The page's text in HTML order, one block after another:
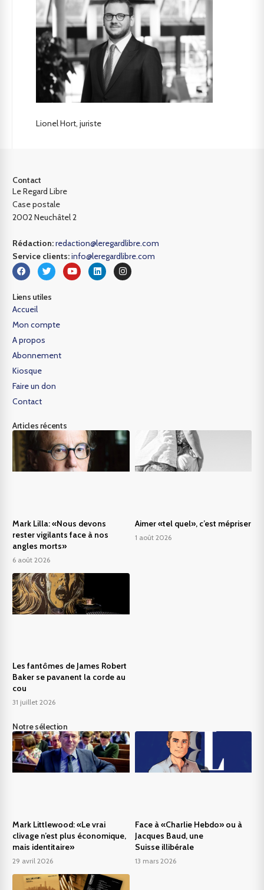
Lionel Hort, juriste
Contact
Le Regard Libre
Case postale
2002 Neuchâtel 2
Rédaction:redaction@leregardlibre.com
Service clients:info@leregardlibre.com
Liens utiles
Accueil
Mon compte
A propos
Abonnement
Kiosque
Faire un don
Contact
Articles récents
Mark Lilla: «Nous devons
rester vigilants face à nos
angles morts»
6 août 2026
Aimer «tel quel», c’est mépriser
1 août 2026
Les fantômes de James Robert
Baker se pavanent la corde au
cou
31 juillet 2026
Notre sélection
Mark Littlewood: «Le vrai
clivage n’est plus économique,
mais identitaire»
29 avril 2026
Face à «Charlie Hebdo» ou à
Jacques Baud, une
Suisse illibérale
13 mars 2026